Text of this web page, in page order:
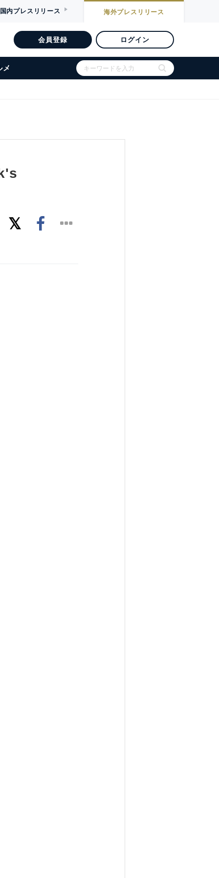
国内プレスリリース 海外プレスリリース
会員登録 ログイン
メ